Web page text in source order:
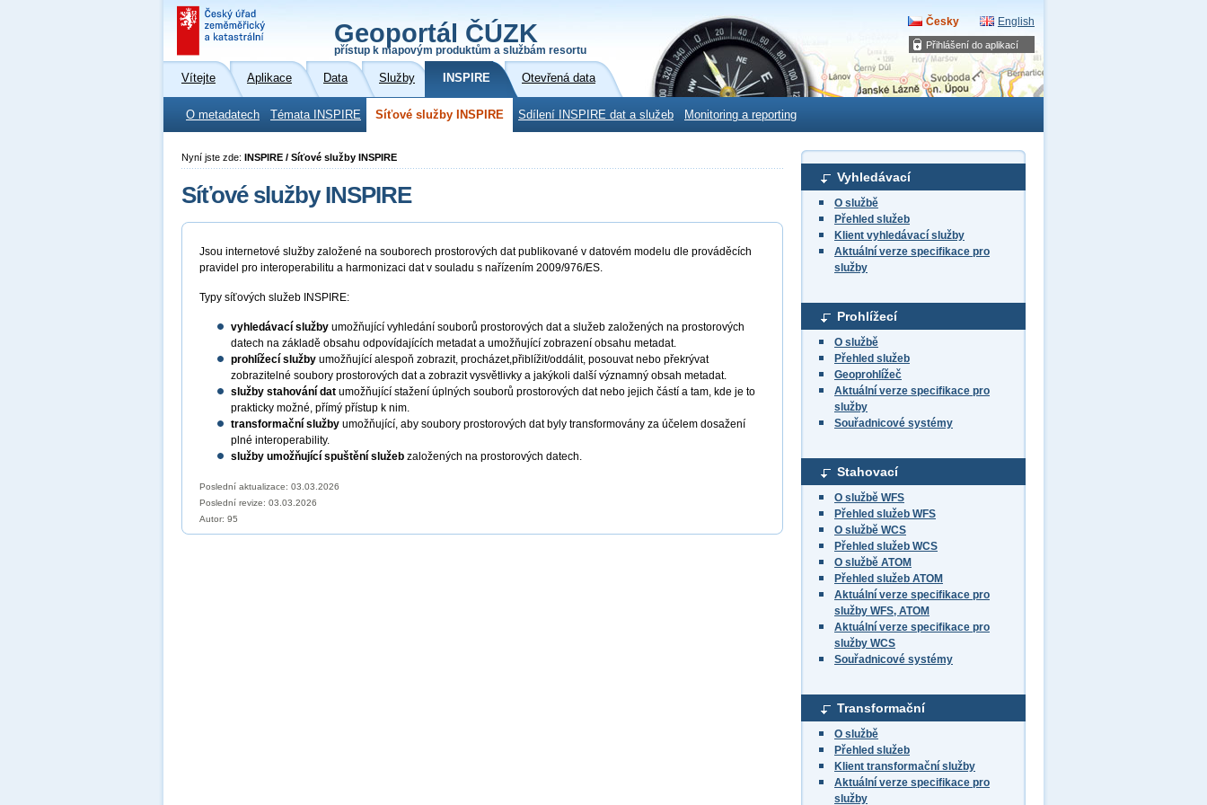
Přihlášení do aplikací
Geoportál ČÚZK
přístup k mapovým produktům a službám resortu
Česky English
Vítejte Aplikace Data Služby INSPIRE Otevřená data
O metadatech Témata INSPIRE Síťové služby INSPIRE Sdílení INSPIRE dat a služeb Monitoring a reporting
Vyhledávací
O službě
Přehled služeb
Klient vyhledávací služby
Aktuální verze specifikace pro
služby
Prohlížecí
O službě
Přehled služeb
Geoprohlížeč
Aktuální verze specifikace pro
služby
Souřadnicové systémy
Stahovací
O službě WFS
Přehled služeb WFS
O službě WCS
Přehled služeb WCS
O službě ATOM
Přehled služeb ATOM
Aktuální verze specifikace pro
služby WFS, ATOM
Aktuální verze specifikace pro
služby WCS
Souřadnicové systémy
Transformační
O službě
Přehled služeb
Klient transformační služby
Aktuální verze specifikace pro
služby
Nyní jste zde: INSPIRE / Síťové služby INSPIRE
Síťové služby INSPIRE
Jsou internetové služby založené na souborech prostorových dat publikované v datovém modelu dle prováděcích
pravidel pro interoperabilitu a harmonizaci dat v souladu s nařízením 2009/976/ES.
Typy síťových služeb INSPIRE:
vyhledávací služby umožňující vyhledání souborů prostorových dat a služeb založených na prostorových
datech na základě obsahu odpovídajících metadat a umožňující zobrazení obsahu metadat.
prohlížecí služby umožňující alespoň zobrazit, procházet,přiblížit/oddálit, posouvat nebo překrývat
zobrazitelné soubory prostorových dat a zobrazit vysvětlivky a jakýkoli další významný obsah metadat.
služby stahování dat umožňující stažení úplných souborů prostorových dat nebo jejich částí a tam, kde je to
prakticky možné, přímý přístup k nim.
transformační služby umožňující, aby soubory prostorových dat byly transformovány za účelem dosažení
plné interoperability.
služby umožňující spuštění služeb založených na prostorových datech.
Poslední aktualizace: 03.03.2026
Poslední revize: 03.03.2026
Autor: 95